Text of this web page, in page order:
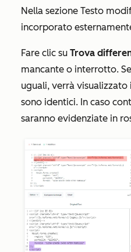
Nella sezione Testo
incorporato
Fare clic su Trova
mancante o interrotto.
uguali, verrà visualizzato
sono identici. In caso
saranno evidenziate in